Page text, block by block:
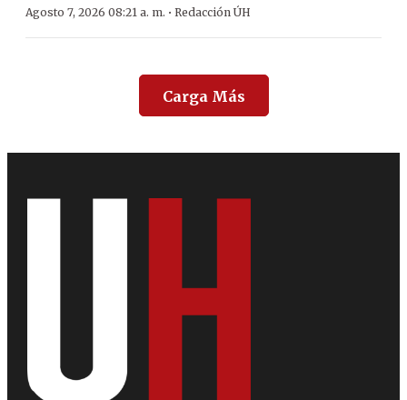
Agosto 7, 2026 08:21 a. m. · Redacción ÚH
Carga Más